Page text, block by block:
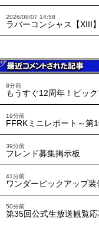
2026/08/07 14:58
ラバーコンシャス【XIII】
8分前
もうすぐ12周年！ピッ
19分前
FFRKミニレポート～第
39分前
フレンド募集掲示板
41分前
ワンダーピックアップ
50分前
第35回公式生放送観覧応